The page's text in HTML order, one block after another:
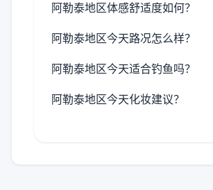
阿勒泰地区体感舒适度如何？
阿勒泰地区今天路况怎么样？
阿勒泰地区今天适合钓鱼吗？
阿勒泰地区今天化妆建议？